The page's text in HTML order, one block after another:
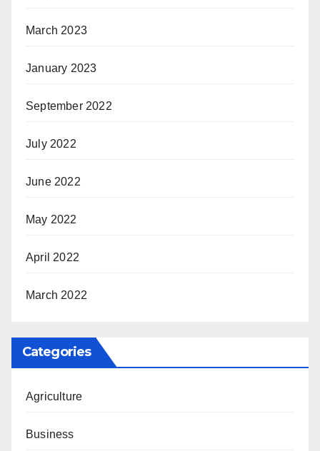
March 2023
January 2023
September 2022
July 2022
June 2022
May 2022
April 2022
March 2022
Categories
Agriculture
Business